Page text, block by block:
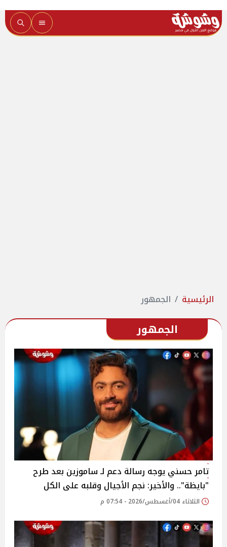
الرئيسية الجمهور
الجمهور
تامر حسني يوجه رسالة دعم لـ ساموزين بعد طرح
"بايظة".. والأخير: نجم الأجيال وقلبه على الكل
الثلاثاء 04/أغسطس/2026 - 07:54 م